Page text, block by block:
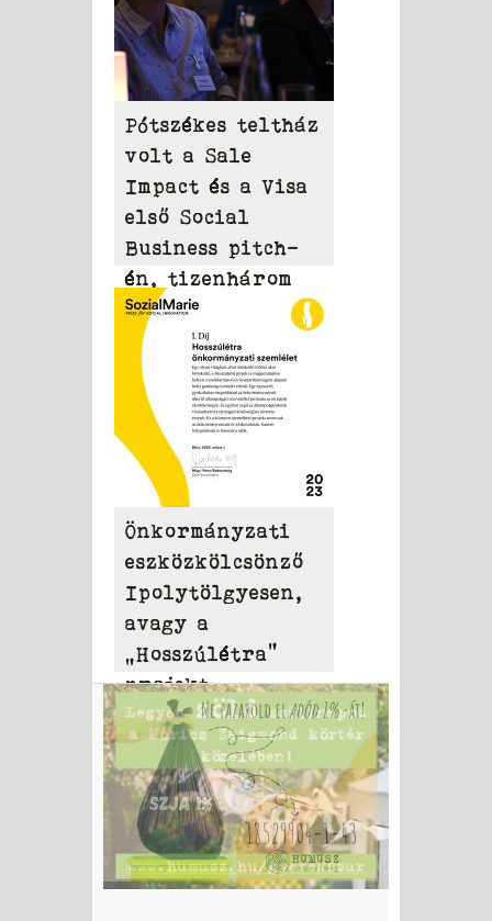
Pótszékes teltház
volt a Sale
Impact és a Visa
első Social
Business pitch-
én, tizenhárom
nonprofit
szervezet
mutatta be a
legizgalmasabb
projektjeit
Önkormányzati
eszközkölcsönző
Ipolytölgyesen,
avagy a
„Hosszúlétra”
projekt